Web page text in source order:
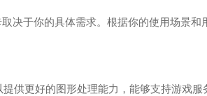
决于你的具体需求。根据你的使用场景和
供更好的图形处理能力，能够支持游戏服